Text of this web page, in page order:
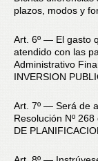
plazos, modos y
Art. 6º — El gasto
atendido con las
Administrativo
INVERSION
Art. 7º — Será de
Resolución Nº
DE